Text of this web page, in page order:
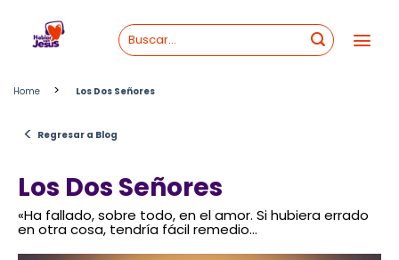
content
Home > Los Dos Señores
< Regresar a Blog
Los Dos Señores
«Ha fallado, sobre todo, en el amor. Si hubiera errado
en otra cosa, tendría fácil remedio…